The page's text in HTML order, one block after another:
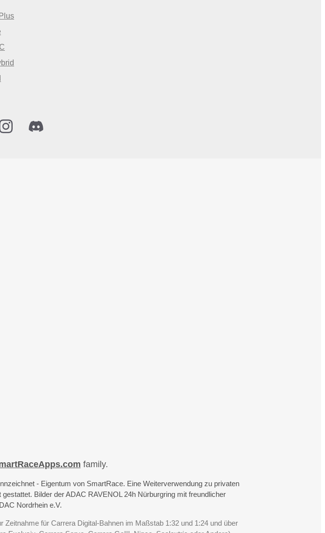
family.
- Eigentum von SmartRace. Eine Weiterverwendung zu privaten
Bilder der ADAC RAVENOL 24h Nürburgring mit freundlicher
Nordrhein e.V.
für Carrera Digital-Bahnen im Maßstab 1:32 und 1:24 und über